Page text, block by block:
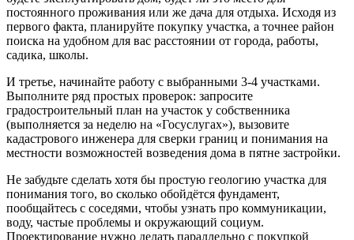
постоянного проживания или же дача для отдыха. Исходя из
первого факта, планируйте покупку участка, а точнее район
поиска на удобном для вас расстоянии от города, работы,
садика, школы.
И третье, начинайте работу с выбранными 3-4 участками.
Выполните ряд простых проверок: запросите
градостроительный план на участок у собственника
(выполняется за неделю на «Госуслугах»), вызовите
кадастрового инженера для сверки границ и понимания на
местности возможностей возведения дома в пятне застройки.
Не забудьте сделать хотя бы простую геологию участка для
понимания того, во сколько обойдётся фундамент,
пообщайтесь с соседями, чтобы узнать про коммуникации,
воду, частые проблемы и окружающий социум.
Проектирование нужно делать параллельно с покупкой